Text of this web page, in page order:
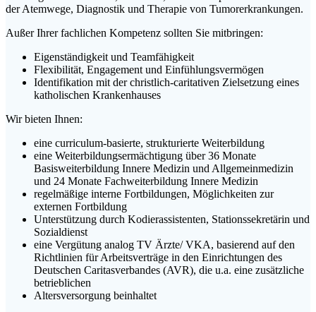
der Atemwege, Diagnostik und Therapie von Tumorerkrankungen.
Außer Ihrer fachlichen Kompetenz sollten Sie mitbringen:
Eigenständigkeit und Teamfähigkeit
Flexibilität, Engagement und Einfühlungsvermögen
Identifikation mit der christlich-caritativen Zielsetzung eines
katholischen Krankenhauses
Wir bieten Ihnen:
eine curriculum-basierte, strukturierte Weiterbildung
eine Weiterbildungsermächtigung über 36 Monate
Basisweiterbildung Innere Medizin und Allgemeinmedizin
und 24 Monate Fachweiterbildung Innere Medizin
regelmäßige interne Fortbildungen, Möglichkeiten zur
externen Fortbildung
Unterstützung durch Kodierassistenten, Stationssekretärin und
Sozialdienst
eine Vergütung analog TV Ärzte/ VKA, basierend auf den
Richtlinien für Arbeitsverträge in den Einrichtungen des
Deutschen Caritasverbandes (AVR), die u.a. eine zusätzliche
betrieblichen
Altersversorgung beinhaltet